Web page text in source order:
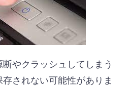
やクラッシュしてしまう
されない可能性がありま